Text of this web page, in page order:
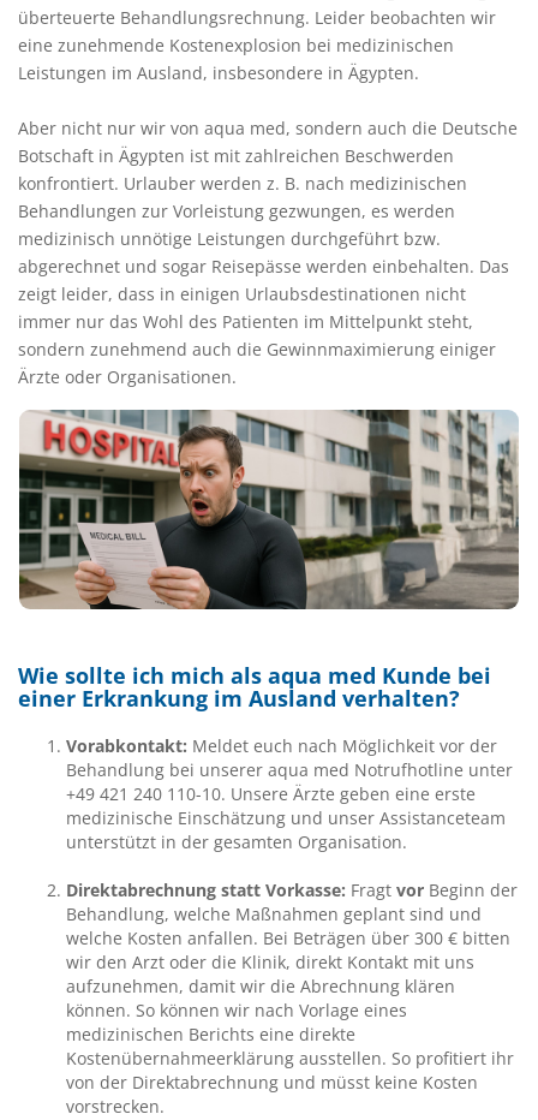
überteuerte Behandlungsrechnung. Leider beobachten wir
eine zunehmende Kostenexplosion bei medizinischen
Leistungen im Ausland, insbesondere in Ägypten.
Aber nicht nur wir von aqua med, sondern auch die Deutsche
Botschaft in Ägypten ist mit zahlreichen Beschwerden
konfrontiert. Urlauber werden z. B. nach medizinischen
Behandlungen zur Vorleistung gezwungen, es werden
medizinisch unnötige Leistungen durchgeführt bzw.
abgerechnet und sogar Reisepässe werden einbehalten. Das
zeigt leider, dass in einigen Urlaubsdestinationen nicht
immer nur das Wohl des Patienten im Mittelpunkt steht,
sondern zunehmend auch die Gewinnmaximierung einiger
Ärzte oder Organisationen.
Wie sollte ich mich als aqua med Kunde bei
einer Erkrankung im Ausland verhalten?
Vorabkontakt: Meldet euch nach Möglichkeit vor der
Behandlung bei unserer aqua med Notrufhotline unter
+49 421 240 110-10. Unsere Ärzte geben eine erste
medizinische Einschätzung und unser Assistanceteam
unterstützt in der gesamten Organisation.
Direktabrechnung statt Vorkasse: Fragt vor Beginn der
Behandlung, welche Maßnahmen geplant sind und
welche Kosten anfallen. Bei Beträgen über 300 € bitten
wir den Arzt oder die Klinik, direkt Kontakt mit uns
aufzunehmen, damit wir die Abrechnung klären
können. So können wir nach Vorlage eines
medizinischen Berichts eine direkte
Kostenübernahmeerklärung ausstellen. So profitiert ihr
von der Direktabrechnung und müsst keine Kosten
vorstrecken.